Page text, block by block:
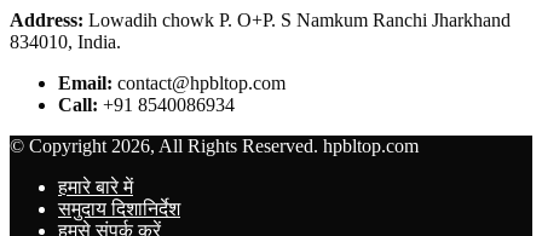
Address: Lowadih chowk P. O+P. S Namkum Ranchi Jharkhand
834010, India.
Email: contact@hpbltop.com
Call: +91 8540086934
© Copyright 2026, All Rights Reserved. hpbltop.com
हमारे बारे में
समुदाय दिशानिर्देश
हमसे संपर्क करें